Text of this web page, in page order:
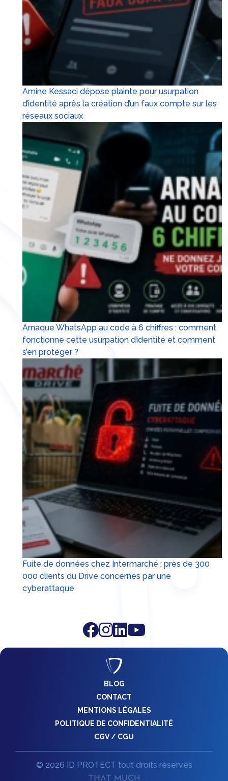
Amine Kessaci dépose plainte pour usurpation
d’identité après la création d’un faux compte sur les
réseaux sociaux
Arnaque WhatsApp au code à 6 chiffres : comment
fonctionne cette usurpation d’identité et comment
s’en protéger ?
Fuite de données chez Intermarché : près de 300
000 clients du Drive concernés par une
cyberattaque
BLOG
CONTACT
MENTIONS LÉGALES
POLITIQUE DE CONFIDENTIALITÉ
CGV / CGU
© 2026 ID PROTECT tout droits réservés